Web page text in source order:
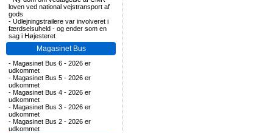
loven ved national vejstransport af
gods
- Udlejningstrailere var involveret i
færdselsuheld - og ender som en
sag i Højesteret
Magasinet Bus
- Magasinet Bus 6 - 2026 er
udkommet
- Magasinet Bus 5 - 2026 er
udkommet
- Magasinet Bus 4 - 2026 er
udkommet
- Magasinet Bus 3 - 2026 er
udkommet
- Magasinet Bus 2 - 2026 er
udkommet